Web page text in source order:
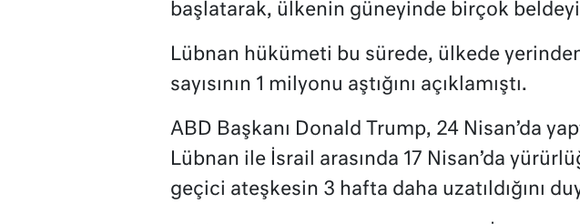
başlatarak, ülkenin güneyinde birçok
Lübnan hükümeti bu sürede, ülkede
sayısının 1 milyonu aştığını açıklamıştı.
ABD Başkanı Donald Trump, 24 Nisan’da
Lübnan ile İsrail arasında 17 Nisan’da
geçici ateşkesin 3 hafta daha uzatıldığını